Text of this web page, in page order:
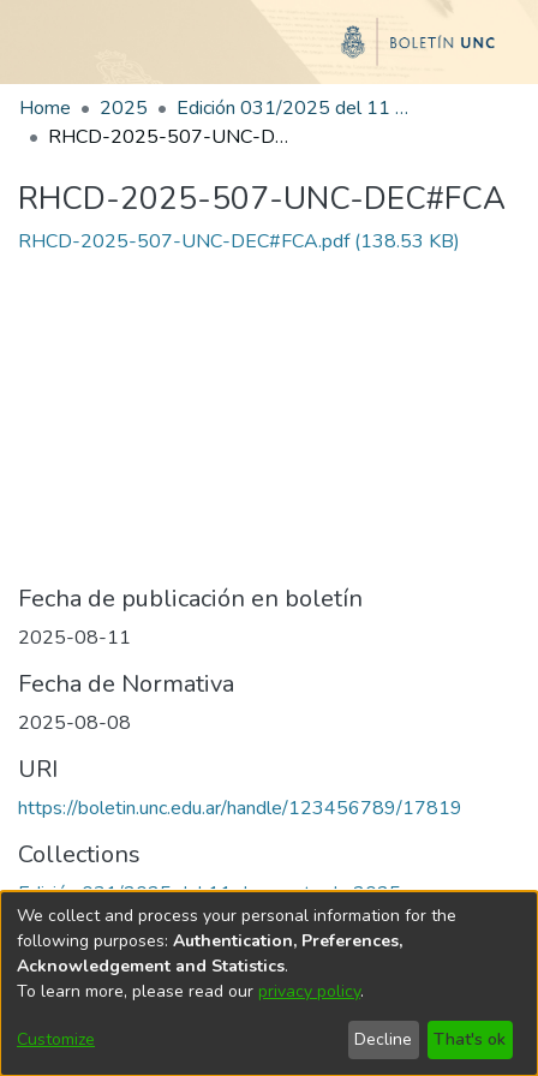
Home 2025
Edición 031/2025 del 11 de agosto de 2025
RHCD-2025-507-UNC-DEC#FCA
RHCD-2025-507-UNC-DEC#FCA
RHCD-2025-507-UNC-DEC#FCA.pdf(138.53 KB)
Fecha de publicación en boletín
2025-08-11
Fecha de Normativa
2025-08-08
URI
https://boletin.unc.edu.ar/handle/123456789/17819
Collections
Edición 031/2025 del 11 de agosto de 2025
Universidad Nacional de Córdoba
We collect and process your personal information for the
following purposes: Authentication, Preferences,
Acknowledgement and Statistics.
To learn more, please read our privacy policy.
Customize Decline That's ok